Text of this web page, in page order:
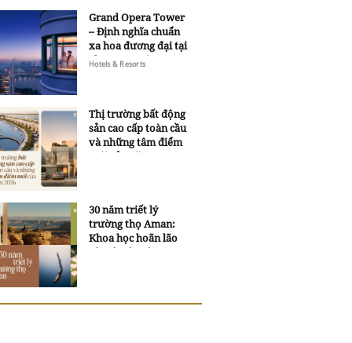
Grand Opera Tower
– Định nghĩa chuẩn
xa hoa đương đại tại
Sheraton Saigon
Hotels & Resorts
Thị trường bất động
sản cao cấp toàn cầu
và những tâm điểm
mới của năm 2026
30 năm triết lý
trường thọ Aman:
Khoa học hoãn lão
và trí tuệ ngàn xưa